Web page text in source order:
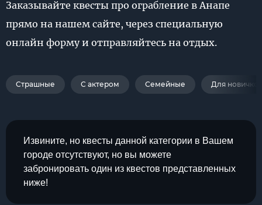
Заказывайте квесты про ограбление в Анапе
прямо на нашем сайте, через специальную
онлайн форму и отправляйтесь на отдых.
Страшные С актером Семейные Для новичков
Извините, но квесты данной категории в Вашем
городе отсутствуют, но вы можете
забронировать один из квестов представленных
ниже!